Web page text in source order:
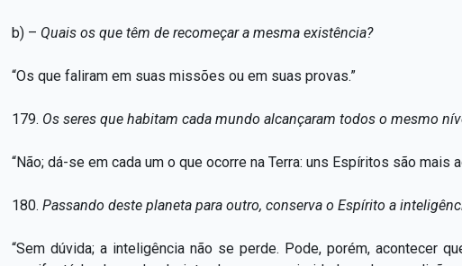
b) – Quais os que têm de recomeçar a mesma existência?
“Os que faliram em suas missões ou em suas provas.”
179. Os seres que habitam cada mundo alcançaram todos o mesmo
“Não; dá-se em cada um o que ocorre na Terra: uns Espíritos são mais
180. Passando deste planeta para outro, conserva o Espírito a
“Sem dúvida; a inteligência não se perde. Pode, porém, acontecer